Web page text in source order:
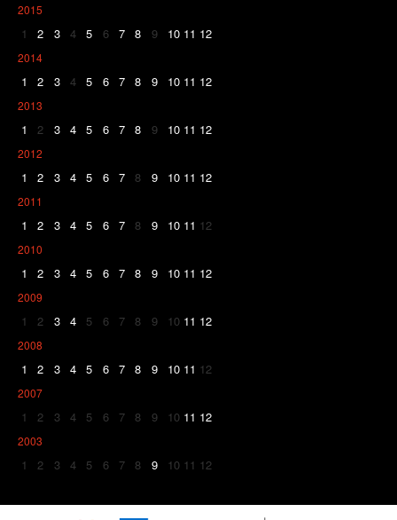
2015
1 2 3 4 5 6 7 8 9 10 11 12
2014
1 2 3 4 5 6 7 8 9 10 11 12
2013
1 2 3 4 5 6 7 8 9 10 11 12
2012
1 2 3 4 5 6 7 8 9 10 11 12
2011
1 2 3 4 5 6 7 8 9 10 11 12
2010
1 2 3 4 5 6 7 8 9 10 11 12
2009
1 2 3 4 5 6 7 8 9 10 11 12
2008
1 2 3 4 5 6 7 8 9 10 11 12
2007
1 2 3 4 5 6 7 8 9 10 11 12
2003
1 2 3 4 5 6 7 8 9 10 11 12